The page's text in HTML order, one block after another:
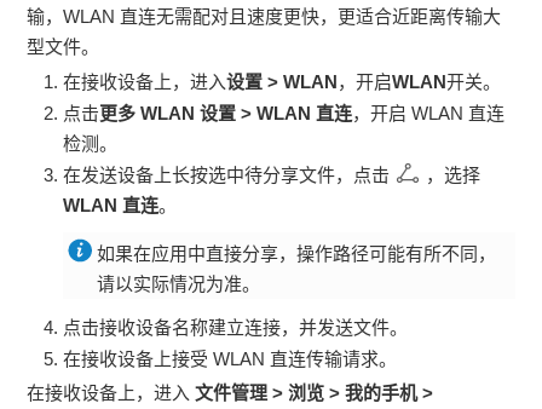
输，WLAN 直连无需配对且速度更快，更适合近距离传输大
型文件。
在接收设备上，进入设置 >WLAN，开启WLAN开关。
点击更多 WLAN 设置 >WLAN 直连，开启WLAN 直连
检测。
在发送设备上长按选中待分享文件，点击
，选择
WLAN 直连。
如果在应用中直接分享，操作路径可能有所不同，
请以实际情况为准。
点击接收设备名称建立连接，并发送文件。
在接收设备上接受WLAN 直连传输请求。
在接收设备上，进入 文件管理 >浏览 >我的手机>